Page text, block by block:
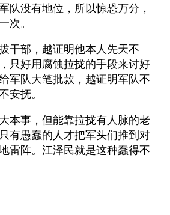
队没有地位，所以惊恐万分，
次。
干部，越证明他本人先天不
只好用腐蚀拉拢的手段来讨好
军队大笔批款，越证明军队不
安抚。
本事，但能靠拉拢有人脉的老
有愚蠢的人才把军头们推到对
雷阵。江泽民就是这种蠢得不